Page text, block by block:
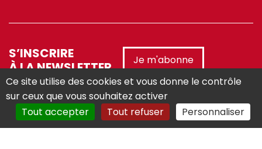
S’INSCRIRE
À LA NEWSLETTER
Je m'abonne
Réalisé avec :
Ce site utilise des cookies et vous donne le contrôle
sur ceux que vous souhaitez activer
Tout accepter
Tout refuser Personnaliser